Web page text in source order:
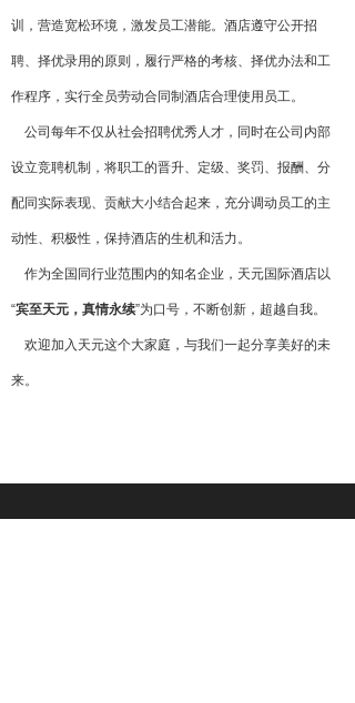
训，营造宽松环境，激发员工潜能。酒店遵守公开招
聘、择优录用的原则，履行严格的考核、择优办法和工
作程序，实行全员劳动合同制酒店合理使用员工。
公司每年不仅从社会招聘优秀人才，同时在公司内部
设立竞聘机制，将职工的晋升、定级、奖罚、报酬、分
配同实际表现、贡献大小结合起来，充分调动员工的主
动性、积极性，保持酒店的生机和活力。
作为全国同行业范围内的知名企业，天元国际酒店以
“宾至天元，真情永续”为口号，不断创新，超越自我。
欢迎加入天元这个大家庭，与我们一起分享美好的未
来。